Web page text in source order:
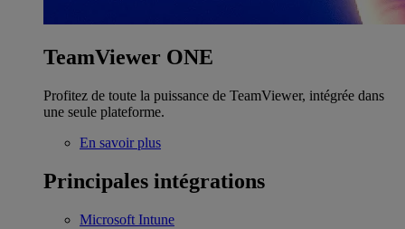
TeamViewer ONE
Profitez de toute la puissance de TeamViewer, intégrée dans
une seule plateforme.
En savoir plus
Principales intégrations
Microsoft Intune